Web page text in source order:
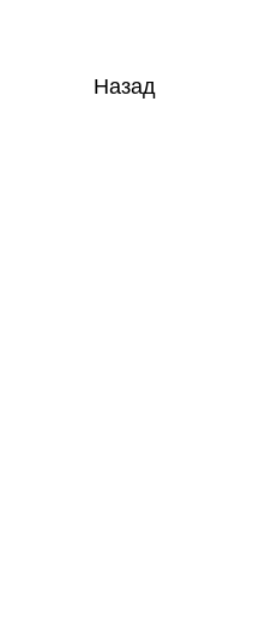
Назад